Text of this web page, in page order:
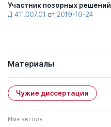
Участник позорных решений
Д 411.007.01 от 2019-10-24
Материалы
Чужие диссертации
Имя автора